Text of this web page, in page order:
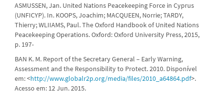
ASMUSSEN, Jan. United Nations Peacekeeping Force in Cyprus
(UNFICYP). In. KOOPS, Joachim; MACQUEEN, Norrie; TARDY,
Thierry; WLIIAMS, Paul. The Oxford Handbook of United Nations
Peacekeeping Operations. Oxford: Oxford University Press, 2015,
p. 197-
BAN K. M. Report of the Secretary General – Early Warning,
Assessment and the Responsibility to Protect. 2010. Disponível
em: <http://www.globalr2p.org/media/files/2010_a64864.pdf>.
Acesso em: 12 Jun. 2015.